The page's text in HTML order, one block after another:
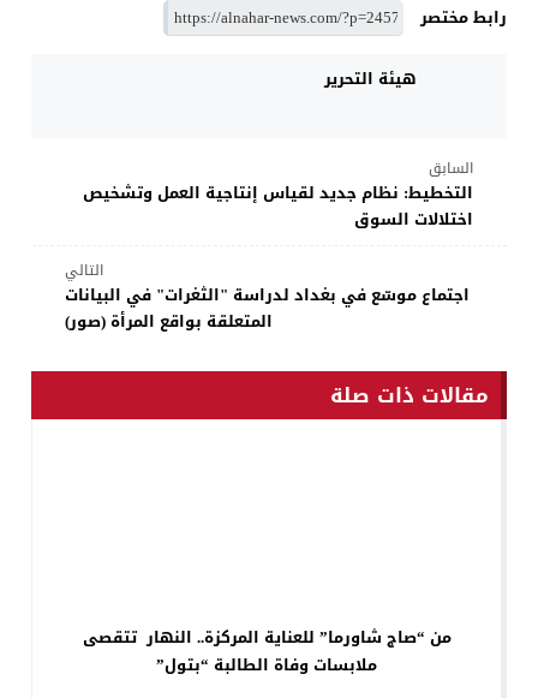
رابط مختصر
هيئة التحرير
السابق
التخطيط: نظام جديد لقياس إنتاجية العمل وتشخيص
اختلالات السوق
التالي
اجتماع موسّع في بغداد لدراسة "الثغرات" في البيانات
المتعلقة بواقع المرأة (صور)
مقالات ذات صلة
من “صاج شاورما” للعناية المركزة.. النهار تتقصى
ملابسات وفاة الطالبة “بتول”